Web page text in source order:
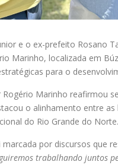
e o ex-prefeito Rosano
Marinho, localizada em
para o
Marinho reafirmou
o alinhamento entre
do Rio Grande do Norte.
por discursos que
trabalhando juntos